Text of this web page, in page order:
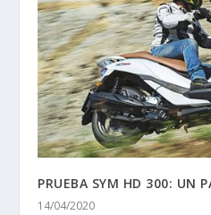
PRUEBA SYM HD 300: UN
14/04/2020